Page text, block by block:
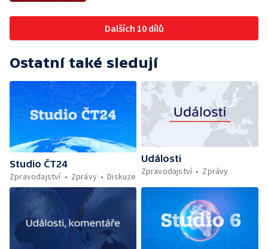
Dalších 10 dílů
Ostatní také sledují
Studio ČT24
Zpravodajství
Zprávy Diskuze
Události
Zpravodajství
Zprávy